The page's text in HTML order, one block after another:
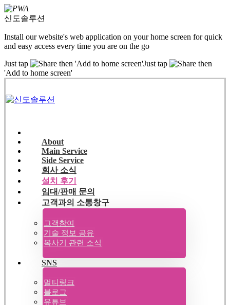
신도솔루션
Install our website's web application on your home screen for quick
and easy access every time you are on the go
Just tap
then 'Add to home screen'Just tap
then
'Add to home screen'
About
Main Service
Side Service
회사 소식
설치 후기
임대/판매 문의
고객과의 소통창구
고객참여
기술 정보 공유
복사기 관련 소식
SNS
멀티링크
블로그
유튜브